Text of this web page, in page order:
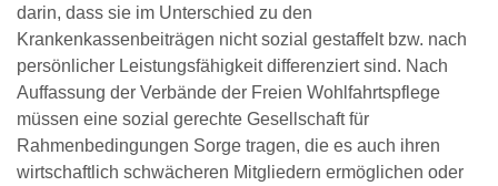
darin, dass sie im Unterschied zu den
Krankenkassenbeiträgen nicht sozial gestaffelt bzw. nach
persönlicher Leistungsfähigkeit differenziert sind. Nach
Auffassung der Verbände der Freien Wohlfahrtspflege
müssen eine sozial gerechte Gesellschaft für
Rahmenbedingungen Sorge tragen, die es auch ihren
wirtschaftlich schwächeren Mitgliedern ermöglichen oder